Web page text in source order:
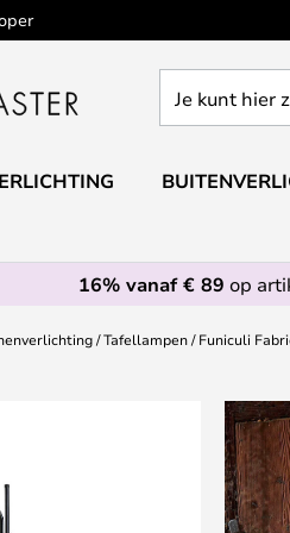
kunt
zoeken
webwinkel
16% vanaf € 89 op
Tafellampen Funiculi